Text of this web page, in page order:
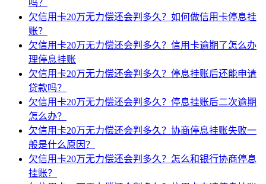
吗？
欠信用卡20万无力偿还会判多久？如何做信用卡停息挂
账？
欠信用卡20万无力偿还会判多久？信用卡逾期了怎么办
理停息挂账
欠信用卡20万无力偿还会判多久？停息挂账后还能申请
贷款吗？
欠信用卡20万无力偿还会判多久？停息挂账后二次逾期
怎么办？
欠信用卡20万无力偿还会判多久？协商停息挂账失败一
般是什么原因？
欠信用卡20万无力偿还会判多久？怎么和银行协商停息
挂账？